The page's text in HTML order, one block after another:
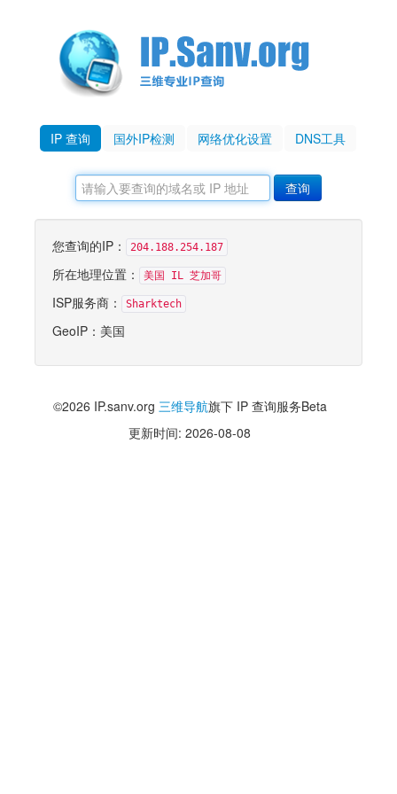
IP 查询 国外IP检测 网络优化设置 DNS工具
您查询的IP： 204.188.254.187
所在地理位置： 美国 IL 芝加哥
ISP服务商： Sharktech
GeoIP：美国
©2026 IP.sanv.org 三维导航旗下 IP 查询服务Beta
更新时间: 2026-08-08